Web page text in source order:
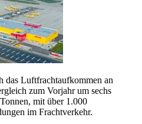
das Luftfrachtaufkommen an
zum Vorjahr um sechs
mit über 1.000
im Frachtverkehr.